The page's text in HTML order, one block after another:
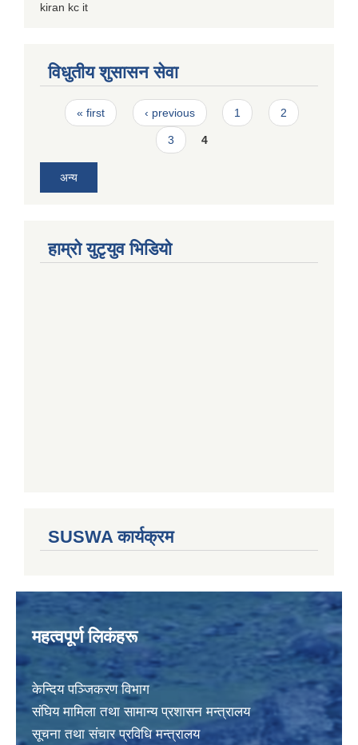
kiran kc it
विधुतीय शुसासन सेवा
Pages
« first ‹ previous 1 2
3 4
अन्य
हाम्राे युटृयुव भिडियाे
SUSWA कार्यक्रम
महत्वपूर्ण लिकंहरू
केन्दिय पञ्जिकरण विभाग
संघिय मामिला तथा सामान्य प्रशासन मन्त्रालय
सूचना तथा संचार प्रविधि मन्त्रालय